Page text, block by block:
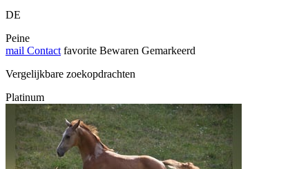
DE
Peine
mail Contact favorite Bewaren Gemarkeerd
Vergelijkbare zoekopdrachten
Platinum